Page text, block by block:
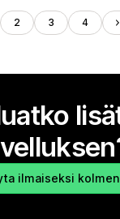
2 3 4
ilmaiseksi